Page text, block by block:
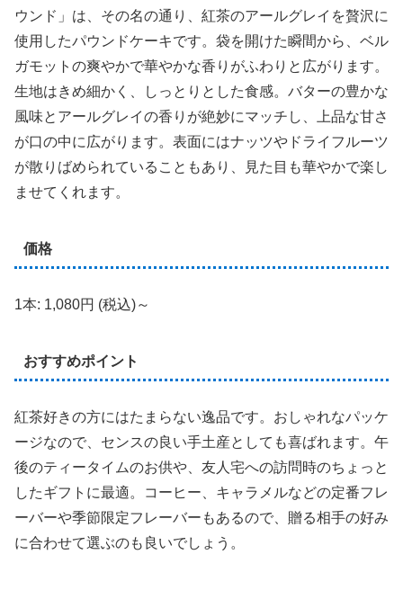
ウンド」は、その名の通り、紅茶のアールグレイを贅沢に
使用したパウンドケーキです。袋を開けた瞬間から、ベル
ガモットの爽やかで華やかな香りがふわりと広がります。
生地はきめ細かく、しっとりとした食感。バターの豊かな
風味とアールグレイの香りが絶妙にマッチし、上品な甘さ
が口の中に広がります。表面にはナッツやドライフルーツ
が散りばめられていることもあり、見た目も華やかで楽し
ませてくれます。
価格
1本: 1,080円 (税込)～
おすすめポイント
紅茶好きの方にはたまらない逸品です。おしゃれなパッケ
ージなので、センスの良い手土産としても喜ばれます。午
後のティータイムのお供や、友人宅への訪問時のちょっと
したギフトに最適。コーヒー、キャラメルなどの定番フレ
ーバーや季節限定フレーバーもあるので、贈る相手の好み
に合わせて選ぶのも良いでしょう。